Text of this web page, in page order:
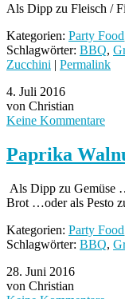
Als Dipp zu Fleisch /
Kategorien: Party Food
Schlagwörter: BBQ,
Zucchini | Permalink
4. Juli 2016
von Christian
Keine Kommentare
Paprika
Als Dipp zu Gemüse
Brot …oder als Pesto
Kategorien: Party Food
Schlagwörter: BBQ,
28. Juni 2016
von Christian